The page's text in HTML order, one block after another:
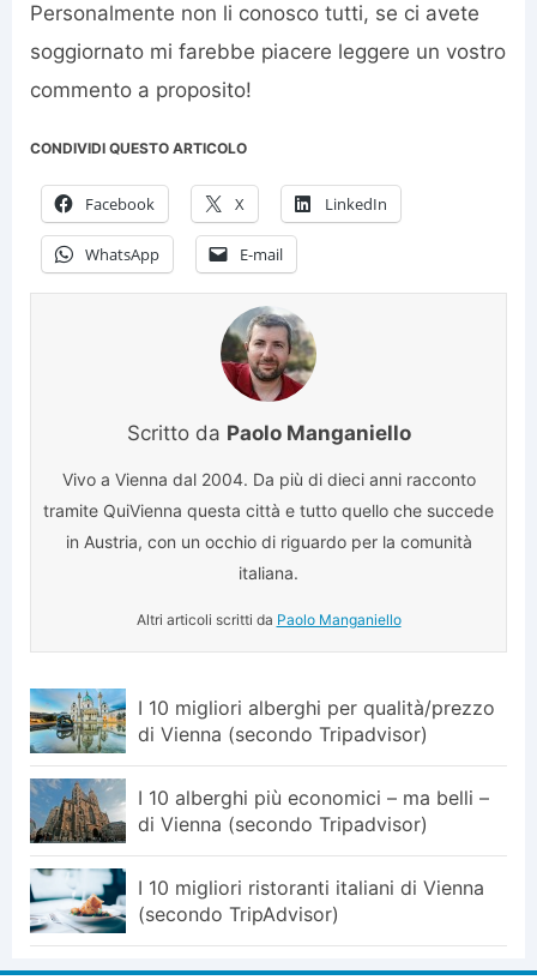
Personalmente non li conosco tutti, se ci avete
soggiornato mi farebbe piacere leggere un vostro
commento a proposito!
CONDIVIDI QUESTO ARTICOLO
Facebook X LinkedIn
WhatsApp E-mail
Scritto da Paolo Manganiello
Vivo a Vienna dal 2004. Da più di dieci anni racconto
tramite QuiVienna questa città e tutto quello che succede
in Austria, con un occhio di riguardo per la comunità
italiana.
Altri articoli scritti da Paolo Manganiello
I 10 migliori alberghi per qualità/prezzo
di Vienna (secondo Tripadvisor)
I 10 alberghi più economici – ma belli –
di Vienna (secondo Tripadvisor)
I 10 migliori ristoranti italiani di Vienna
(secondo TripAdvisor)